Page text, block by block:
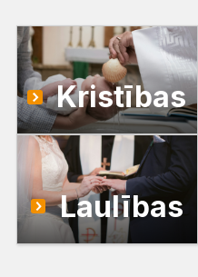
Kristības
Laulības